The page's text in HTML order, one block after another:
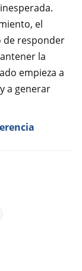
el
de responder
la
empieza a
a generar